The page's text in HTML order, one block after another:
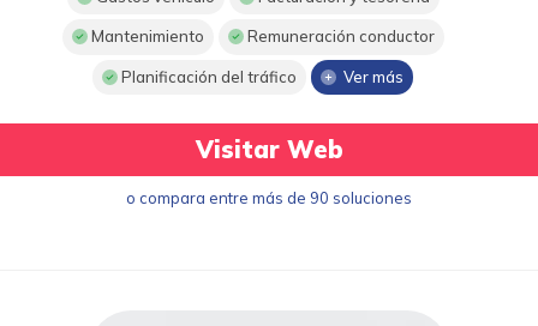
Mantenimiento Remuneración conductor
Planificación del tráfico Ver más
Visitar Web
o compara entre más de 90 soluciones